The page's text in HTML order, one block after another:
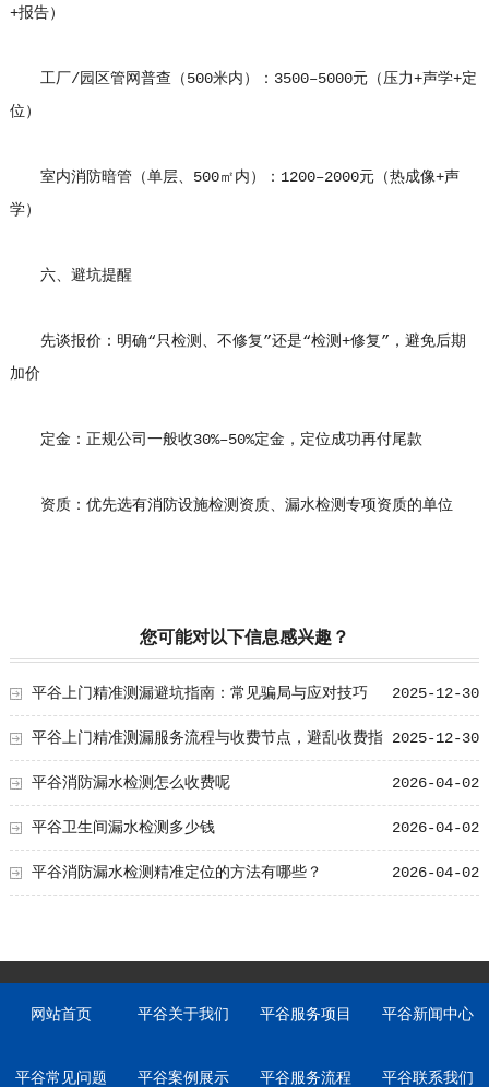
+报告）
工厂/园区管网普查（500米内）：3500–5000元（压力+声学+定
位）
室内消防暗管（单层、500㎡内）：1200–2000元（热成像+声
学）
六、避坑提醒
先谈报价：明确“只检测、不修复”还是“检测+修复”，避免后期
加价
定金：正规公司一般收30%–50%定金，定位成功再付尾款
资质：优先选有消防设施检测资质、漏水检测专项资质的单位
您可能对以下信息感兴趣？
2025-12-30
平谷上门精准测漏避坑指南：常见骗局与应对技巧
2025-12-30
平谷上门精准测漏服务流程与收费节点，避乱收费指
南 2026-04-02
平谷消防漏水检测怎么收费呢
2026-04-02
平谷卫生间漏水检测多少钱
2026-04-02
平谷消防漏水检测精准定位的方法有哪些？
网站首页 平谷关于我们 平谷服务项目 平谷新闻中心
平谷常见问题 平谷案例展示 平谷服务流程 平谷联系我们